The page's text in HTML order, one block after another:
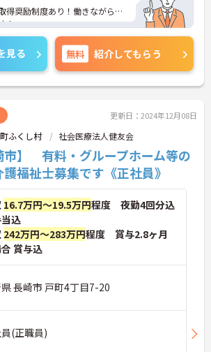
得奨励制度あり！働きながら資
！
の後の時間も有効に使えます！
面接のポイントなど、さらに詳
でお気軽にご相談ください。
見る 無料 紹介してもらう
更新日：2024年12月08日
ふくし村 社会医療法人健友会
市】 有料・グループホーム等の
福祉士募集です《正社員》
16.7万円～19.5万円程度 夜勤4回分込
込
242万円～283万円程度 賞与2.8ヶ月
賞与込
長崎市 戸町4丁目7-20
(正職員)